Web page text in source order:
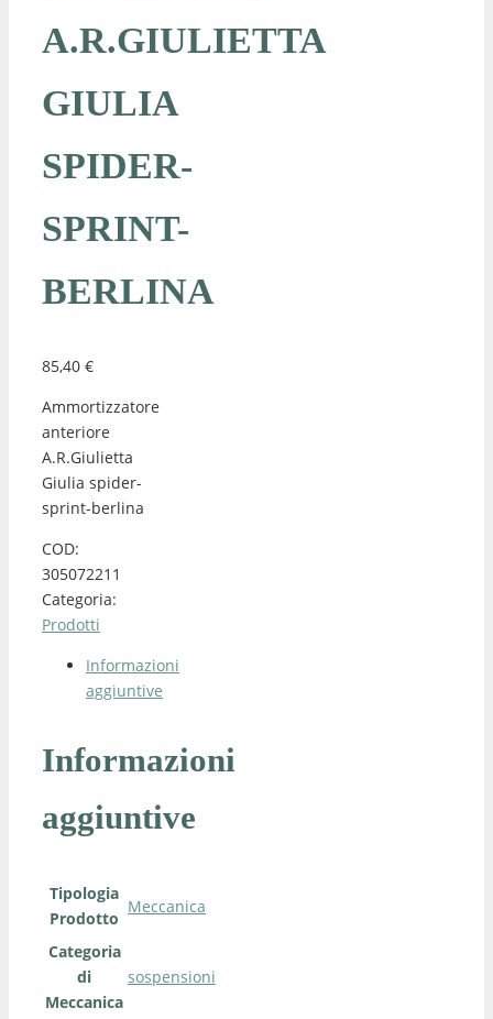
A.R.GIULIETTA
GIULIA
SPIDER-
SPRINT-
BERLINA
85,40 €
Ammortizzatore
anteriore
A.R.Giulietta
Giulia spider-
sprint-berlina
COD:
305072211
Categoria:
Prodotti
Informazioni
aggiuntive
Informazioni
aggiuntive
Tipologia
Prodotto
Meccanica
Categoria
di
Meccanica
sospensioni